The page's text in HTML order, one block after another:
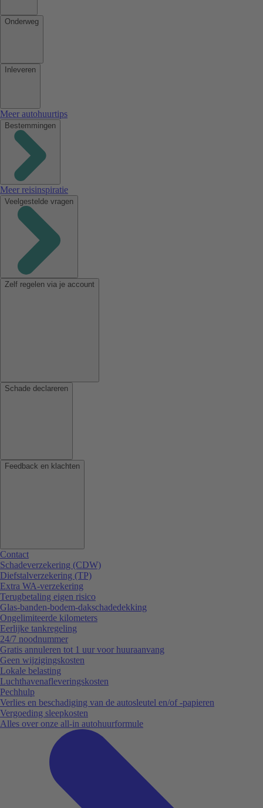
Onderweg
Inleveren
Meer autohuurtips
Bestemmingen
Meer reisinspiratie
Veelgestelde vragen
Zelf regelen via je account
Schade declareren
Feedback en klachten
Contact
Schadeverzekering (CDW)
Diefstalverzekering (TP)
Extra WA-verzekering
Terugbetaling eigen risico
Glas-banden-bodem-dakschadedekking
Ongelimiteerde kilometers
Eerlijke tankregeling
24/7 noodnummer
Gratis annuleren tot 1 uur voor huuraanvang
Geen wijzigingskosten
Lokale belasting
Luchthavenafleveringskosten
Pechhulp
Verlies en beschadiging van de autosleutel en/of -papieren
Vergoeding sleepkosten
Alles over onze all-in autohuurformule